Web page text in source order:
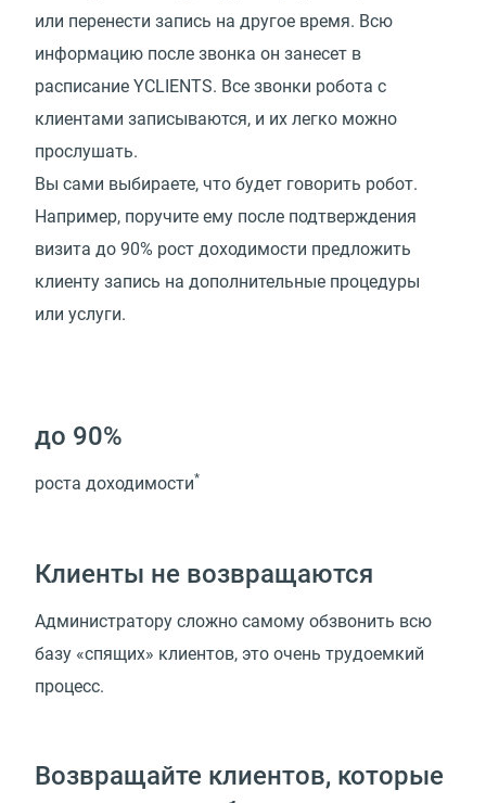
или перенести запись на другое время. Всю
информацию после звонка он занесет в
расписание YCLIENTS. Все звонки робота с
клиентами записываются, и их легко можно
прослушать.
Вы сами выбираете, что будет говорить робот.
Например, поручите ему после подтверждения
визита до 90% рост доходимости предложить
клиенту запись на дополнительные процедуры
или услуги.
до 90%
роста доходимости*
Клиенты не возвращаются
Администратору сложно самому обзвонить всю
базу «спящих» клиентов, это очень трудоемкий
процесс.
Возвращайте клиентов, которые